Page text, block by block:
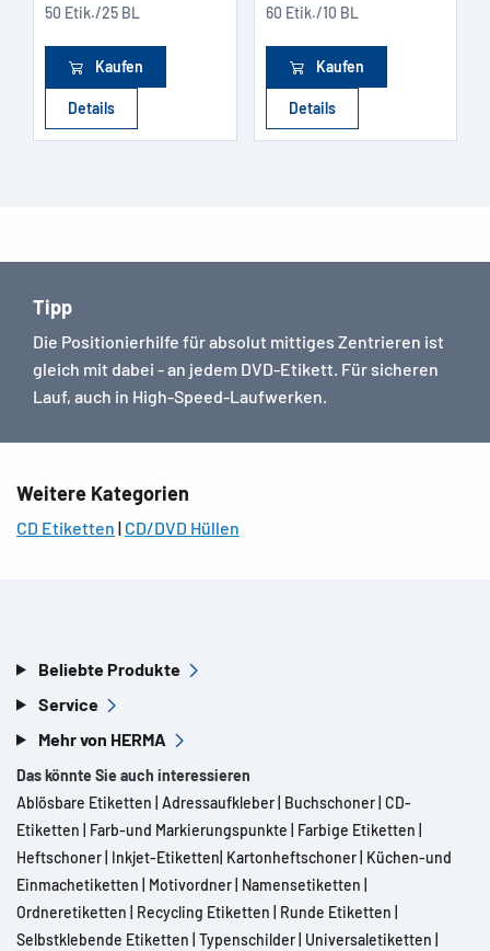
50 Etik./25 BL
Kaufen
Details
60 Etik./10 BL
Kaufen
Details
Tipp
Die Positionierhilfe für absolut mittiges Zentrieren ist
gleich mit dabei - an jedem DVD-Etikett. Für sicheren
Lauf, auch in High-Speed-Laufwerken.
Weitere Kategorien
CD Etiketten | CD/DVD Hüllen
Beliebte Produkte
Service
Mehr von HERMA
Das könnte Sie auch interessieren
Ablösbare Etiketten Adressaufkleber Buchschoner CD-
Etiketten
Farb-und Markierungspunkte Farbige Etiketten
Heftschoner Inkjet-Etiketten Kartonheftschoner Küchen-und
Einmachetiketten
Motivordner Namensetiketten
Ordneretiketten
Recycling Etiketten Runde Etiketten
Selbstklebende Etiketten Typenschilder Universaletiketten